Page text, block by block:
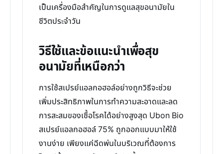
เป็นเครื่องมือสำคัญในการดูแลสุขอนามัยใน
ชีวิตประจำวัน
วิธีใช้และข้อแนะนำเพื่อสุข
อนามัยที่เหนือกว่า
การใช้สเปรย์แอลกอฮอล์อย่างถูกวิธีจะช่วย
เพิ่มประสิทธิภาพในการทำความสะอาดและลด
การสะสมของเชื้อโรคได้อย่างสูงสุด Ubon Bio
สเปรย์แอลกอฮอล์ 75% ถูกออกแบบมาให้ใช้
งานง่าย เพียงแค่ฉีดพ่นในบริเวณที่ต้องการ